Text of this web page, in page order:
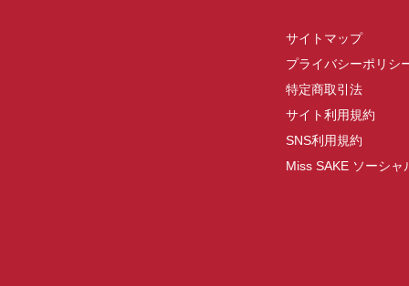
サイトマップ
プライバシーポリシ
特定商取引法
サイト利用規約
SNS利用規約
Miss SAKE ソーシ